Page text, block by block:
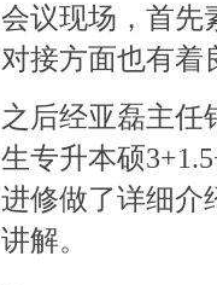
会议现场，首先
对接方面也有着
之后经亚磊主任
生专升本硕
进修做了详细介
讲解。